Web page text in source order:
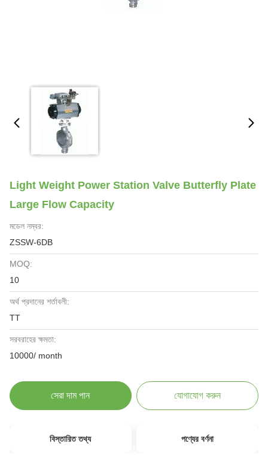
Light Weight Power Station Valve Butterfly Plate
Large Flow Capacity
মডেল নম্বর:
ZSSW-6DB
MOQ:
10
অর্থ প্রদানের শর্তাবলী:
TT
সরবরাহের ক্ষমতা:
10000/ month
সেরা দাম পান যোগাযোগ করুন
বিস্তারিত তথ্য পণ্যের বর্ণনা